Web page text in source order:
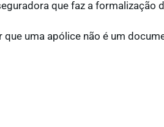
que faz a
que uma apólice não é um